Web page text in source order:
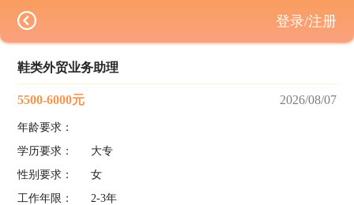
鞋类外贸业务助理
5500-6000元 2026/08/07
年龄要求：
学历要求：
大专
性别要求：
女
工作年限：
2-3年
登录/注册